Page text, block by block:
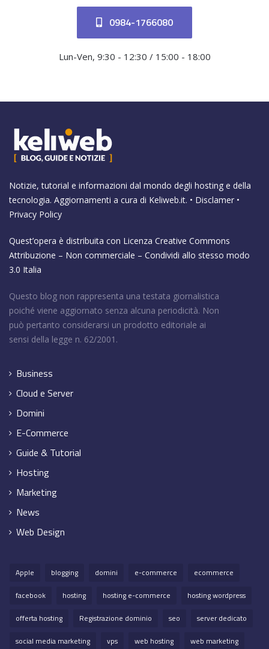
0984-1766080
Lun-Ven, 9:30 - 12:30 / 15:00 - 18:00
Notizie, tutorial e informazioni dal mondo degli hosting e della
tecnologia. Aggiornamenti a cura di Keliweb.it. • Disclamer •
Privacy Policy
Quest’opera è distribuita con Licenza Creative Commons
Attribuzione – Non commerciale – Condividi allo stesso modo
3.0 Italia
Questo blog non rappresenta una testata giornalistica
poiché viene aggiornato senza alcuna periodicità. Non
può pertanto considerarsi un prodotto editoriale ai
sensi della legge n. 62/2001.
Business
Cloud e Server
Domini
E-Commerce
Guide & Tutorial
Hosting
Marketing
News
Web Design
Apple blogging domini e-commerce
ecommerce
facebook
hosting hosting e-commerce
hosting wordpress
offerta hosting
Registrazione dominio seo
server dedicato
social media marketing
vps web hosting web marketing